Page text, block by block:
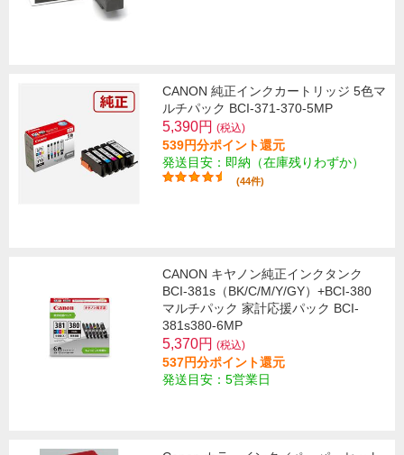
CANON 純正インクカートリッジ 5色マ
ルチパック BCI-371-370-5MP
5,390円 (税込)
539円分ポイント還元
発送目安：即納（在庫残りわずか）
(44件)
CANON キヤノン純正インクタンク
BCI-381s（BK/C/M/Y/GY）+BCI-380
マルチパック 家計応援パック BCI-
381s380-6MP
5,370円 (税込)
537円分ポイント還元
発送目安：5営業日